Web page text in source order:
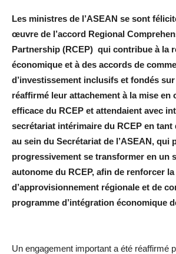
Les ministres de l’ASEAN se sont
œuvre de l’accord Regional
Partnership (RCEP) qui contribue à la
économique et à des accords de
d’investissement inclusifs et fondés
réaffirmé leur attachement à la mise
efficace du RCEP et attendaient avec
secrétariat intérimaire du RCEP en tant
au sein du Secrétariat de l’ASEAN, qui
progressivement se transformer en un
autonome du RCEP, afin de renforcer
d’approvisionnement régionale et de
programme d’intégration économique
Un engagement important a été réaffirmé